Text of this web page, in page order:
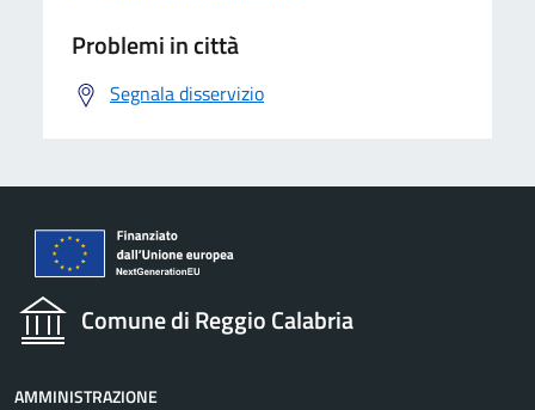
Problemi in città
Segnala disservizio
Comune di Reggio Calabria
AMMINISTRAZIONE